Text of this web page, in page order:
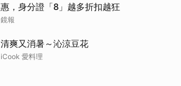
惠，身分證「8」越多折扣越狂
鏡報
清爽又消暑～沁涼豆花
iCook 愛料理